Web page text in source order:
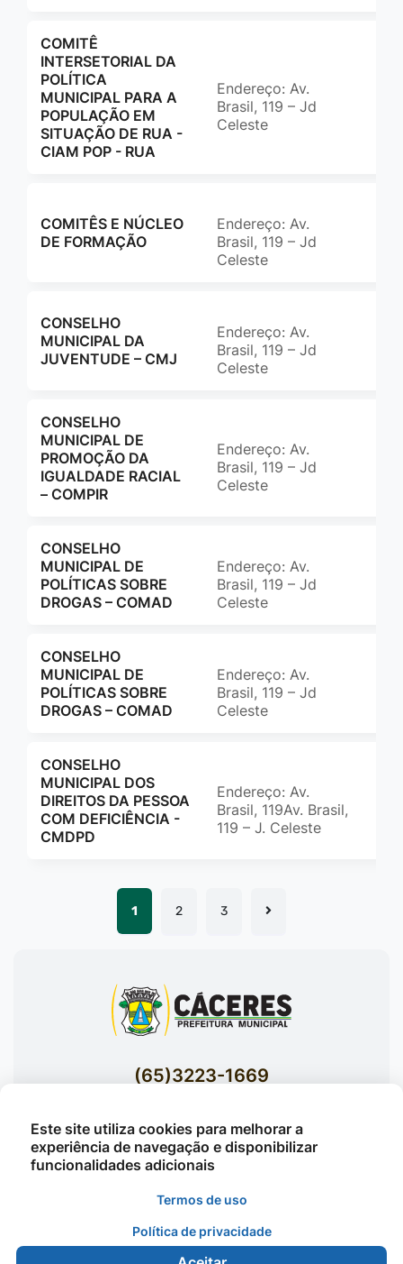
COMITÊ
INTERSETORIAL DA
POLÍTICA
MUNICIPAL PARA A
POPULAÇÃO EM
SITUAÇÃO DE RUA -
CIAM POP - RUA
Endereço: Av.
Brasil, 119 – Jd
Celeste
COMITÊS E NÚCLEO
DE FORMAÇÃO
Endereço: Av.
Brasil, 119 – Jd
Celeste
CONSELHO
MUNICIPAL DA
JUVENTUDE – CMJ
Endereço: Av.
Brasil, 119 – Jd
Celeste
CONSELHO
MUNICIPAL DE
PROMOÇÃO DA
IGUALDADE RACIAL
– COMPIR
Endereço: Av.
Brasil, 119 – Jd
Celeste
CONSELHO
MUNICIPAL DE
POLÍTICAS SOBRE
DROGAS – COMAD
Endereço: Av.
Brasil, 119 – Jd
Celeste
CONSELHO
MUNICIPAL DE
POLÍTICAS SOBRE
DROGAS – COMAD
Endereço: Av.
Brasil, 119 – Jd
Celeste
CONSELHO
MUNICIPAL DOS
DIREITOS DA PESSOA
COM DEFICIÊNCIA -
CMDPD
Endereço: Av.
Brasil, 119Av. Brasil,
119 – J. Celeste
1 2 3
(65)3223-1669
Acessar E-mails Institucionais
Av. Brasil nº 119 Bairro Jardim Celeste -
©2026 - Prefeitura Municipal de Cáceres - Todos os
Este site utiliza cookies para melhorar a
experiência de navegação e disponibilizar
funcionalidades adicionais
Termos de uso
Política de privacidade